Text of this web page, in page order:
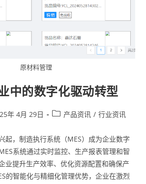
原材料管理
中的数字化驱动转型
年 4月 29日 产品资讯 / 行业资讯
起，制造执行系统（MES）成为企业数字
系统通过实时监控、生产报表管理和智
业提升生产效率、优化资源配置和确保产
的智能化与精细化管理优势，企业在激烈